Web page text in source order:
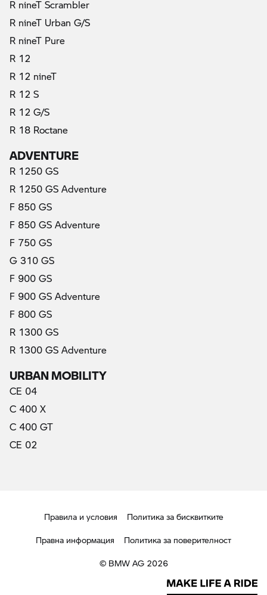
R nineT Scrambler
R nineT Urban G/S
R nineT Pure
R 12
R 12 nineT
R 12 S
R 12 G/S
R 18 Roctane
ADVENTURE
R 1250 GS
R 1250 GS Adventure
F 850 GS
F 850 GS Adventure
F 750 GS
G 310 GS
F 900 GS
F 900 GS Adventure
F 800 GS
R 1300 GS
R 1300 GS Adventure
URBAN MOBILITY
CE 04
C 400 X
C 400 GT
CE 02
Правила и условия
Политика за бисквитките
Правна информация
Политика за поверителност
© BMW AG 2026